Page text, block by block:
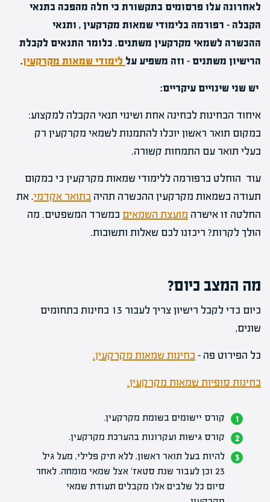
לאחרונה עלו פרסומים בתקשורת כי חלה מהפכה בתנאי
הקבלה – רפורמה בלימודי שמאות מקרקעין , ותנאי
ההכשרה לשמאי מקרקעין משתנים. כלומר התנאים לקבלת
הרישיון משתנים – וזה משפיע על לימודי שמאות מקרקעין.
יש שני שינויים עיקריים:
איחוד הבחינות לבחינה אחת ושינוי תנאי הקבלה למקצוע:
במקום תואר ראשון יוכלו להתמנות לשמאי מקרקעין רק
בעלי תואר עם התמחות קשורה.
עוד הוחלט ברפורמה ללימודי שמאות מקרקעין כי במקום
תעודה בשמאות מקרקעין ההכשרה תהיה בתואר אקדמי. את
החלטה זו אישרה מועצת השמאים במשרד המשפטים. מה
הולך לקרות? ריכזנו לכם שאלות ותשובות.
מה המצב כיום?
כיום כדי לקבל רישיון צריך לעבור 13 בחינות בתחומים
שונים,
כל הפירוט פה – בחינות שמאות מקרקעין.
בחינות סופיות שמאות מקרקעין.
קורס יישומים בשומת מקרקעין.
קורס גישות ועקרונות בהערכת מקרקעין.
להיות בעל תואר ראשון, ללא תיק פלילי, מעל גיל
23 וכן לעבור שנת סטאז' אצל שמאי מומחה. לאחר
סיום כל שלבים אלו מקבלים תעודת שמאי